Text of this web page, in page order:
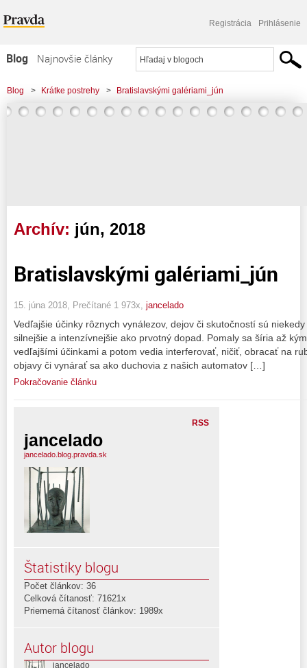
Registrácia Prihlásenie
Blog
Najnovšie články
Najčítanejšie články
Najkomentovanejšie články
Blog > Krátke postrehy > Bratislavskými galériami_jún
Archív: jún, 2018
Bratislavskými galériami_jún
15. júna 2018, Prečítané 1 973x, jancelado
Vedľajšie účinky rôznych vynálezov, dejov či skutočností sú
silnejšie a intenzívnejšie ako prvotný dopad. Pomaly sa šíria až
vedľajšími účinkami a potom vedia interferovať, ničiť, obracať na
objavy či vynárať sa ako duchovia z našich automatov […]
Pokračovanie článku
RSS
jancelado
jancelado.blog.pravda.sk
Štatistiky blogu
Počet článkov: 36
Celková čítanosť: 71621x
Priemerná čítanosť článkov: 1989x
Autor blogu
jancelado